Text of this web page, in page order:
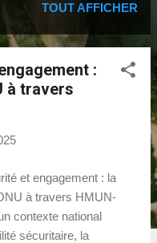
TOUT AFFICHER
:
à travers
et engagement : la
à travers HMUN-
contexte national
sécuritaire, la